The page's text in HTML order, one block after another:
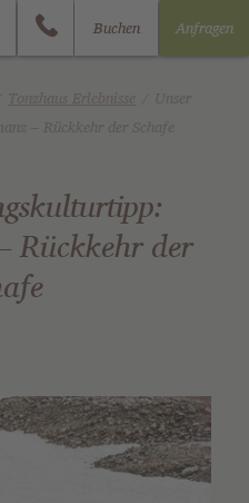
Buchen Anfragen
Rückkehr der